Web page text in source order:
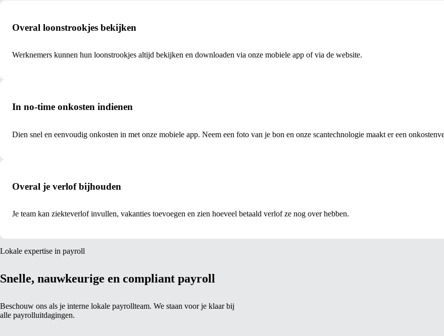
Overal loonstrookjes bekijken
Werknemers kunnen hun loonstrookjes altijd bekijken en downloaden via onze mobiele app of via de website.
In no-time onkosten indienen
Dien snel en eenvoudig onkosten in met onze mobiele app. Neem een foto van je bon en onze scantechnologie maakt er een
Overal je verlof bijhouden
Je team kan ziekteverlof invullen, vakanties toevoegen en zien hoeveel betaald verlof ze nog over hebben.
Lokale expertise in payroll
Snelle, nauwkeurige en compliant payroll
Beschouw ons als je interne lokale payrollteam. We staan voor je klaar bij
alle payrolluitdagingen.